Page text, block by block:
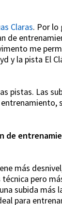
Claras. Por lo
de
me
y la pista El
pistas. Las
de
más
pero
subida más
para